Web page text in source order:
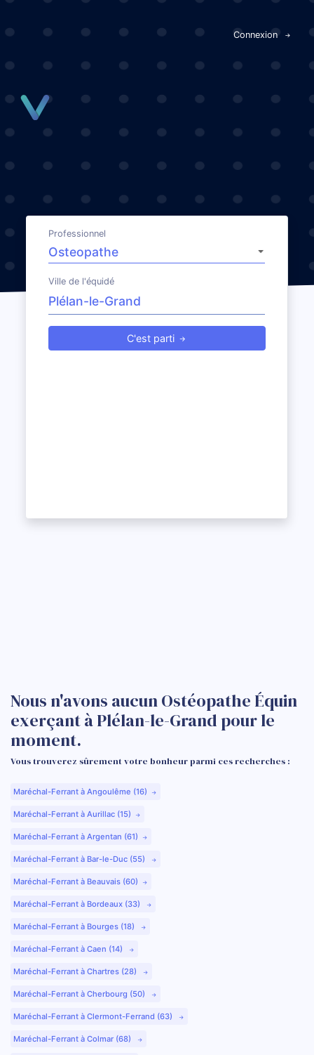
Connexion
Professionnel
Ville de l'équidé
C'est parti
Nous n'avons aucun Ostéopathe Équin
exerçant à Plélan-le-Grand pour le
moment.
Vous trouverez sûrement votre bonheur parmi ces recherches :
Maréchal-Ferrant à Angoulême (16)
Maréchal-Ferrant à Aurillac (15)
Maréchal-Ferrant à Argentan (61)
Maréchal-Ferrant à Bar-le-Duc (55)
Maréchal-Ferrant à Beauvais (60)
Maréchal-Ferrant à Bordeaux (33)
Maréchal-Ferrant à Bourges (18)
Maréchal-Ferrant à Caen (14)
Maréchal-Ferrant à Chartres (28)
Maréchal-Ferrant à Cherbourg (50)
Maréchal-Ferrant à Clermont-Ferrand (63)
Maréchal-Ferrant à Colmar (68)